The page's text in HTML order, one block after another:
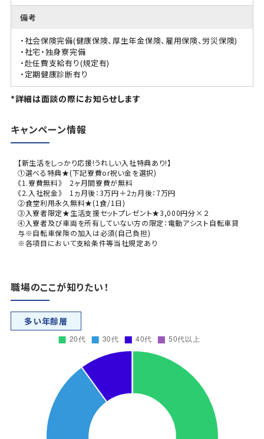
備考
・社会保険完備(健康保険、厚生年金保険、雇用保険、労災保険)
・社宅・独身寮完備
・赴任費支給有り(規定有)
・定期健康診断有り
*詳細は面談の際にお知らせします
キャンペーン情報
【新生活をしっかり応援!うれしい入社特典あり!】
①選べる特典★(下記寮費or祝い金を選択)
《1.寮費無料》 2ヶ月間寮費が無料
《2.入社祝金》 1ヵ月後：3万円＋2ヵ月後：7万円
②食堂利用永久無料★(1食/1日)
③入寮者限定★生活支援セットプレゼント★3,000円分×２
④入寮者及び車両を所有していない方の限定：電動アシスト自転車貸
与※自転車保険の加入は必須(自己負担)
※各項目において支給条件等当社規定あり
職場のここが知りたい！
多い年齢層